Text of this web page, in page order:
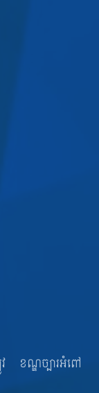
ខណ្ឌច្បារអំពៅ